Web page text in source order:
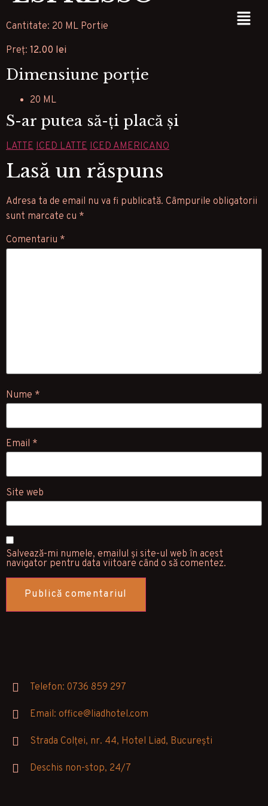
Cantitate: 20 ML Portie
Preț: 12.00 lei
Dimensiune porție
20 ML
S-ar putea să-ți placă și
LATTE ICED LATTE ICED AMERICANO
Lasă un răspuns
Adresa ta de email nu va fi publicată. Câmpurile obligatorii
sunt marcate cu *
Comentariu *
Nume *
Email *
Site web
Salvează-mi numele, emailul și site-ul web în acest
navigator pentru data viitoare când o să comentez.
Telefon: 0736 859 297
Email: office@liadhotel.com
Strada Colței, nr. 44, Hotel Liad, București
Deschis non-stop, 24/7